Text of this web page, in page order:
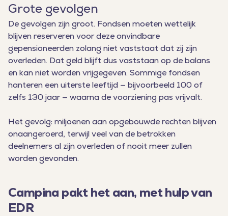
Grote gevolgen
De gevolgen zijn groot. Fondsen moeten wettelijk
blijven reserveren voor deze onvindbare
gepensioneerden zolang niet vaststaat dat zij zijn
overleden. Dat geld blijft dus vaststaan op de balans
en kan niet worden vrijgegeven. Sommige fondsen
hanteren een uiterste leeftijd — bijvoorbeeld 100 of
zelfs 130 jaar — waarna de voorziening pas vrijvalt.
Het gevolg: miljoenen aan opgebouwde rechten blijven
onaangeroerd, terwijl veel van de betrokken
deelnemers al zijn overleden of nooit meer zullen
worden gevonden.
Campina pakt het aan, met hulp van
EDR